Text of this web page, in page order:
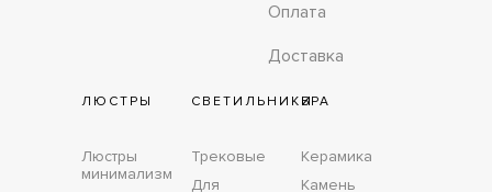
Оплата
Доставка
ЛЮСТРЫ
Люстры
минимализм
СВЕТИЛЬНИКИ
Трековые
Для
БРА
Керамика
Камень